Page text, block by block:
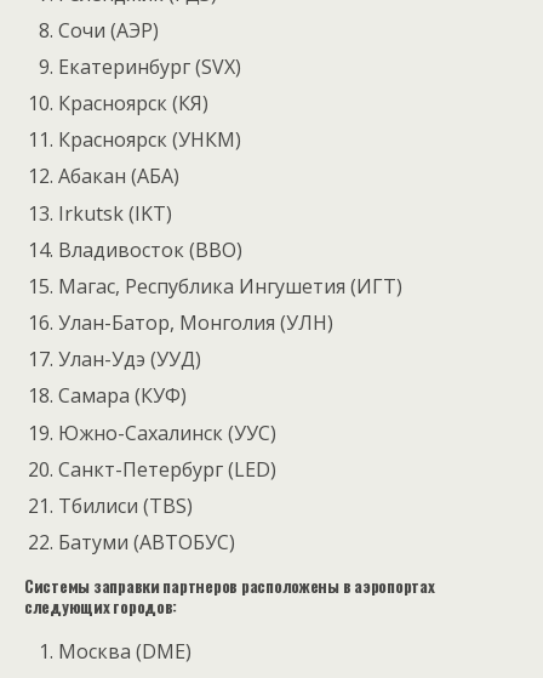
Сочи (АЭР)
Екатеринбург (SVX)
Красноярск (КЯ)
Красноярск (УНКМ)
Абакан (АБА)
Irkutsk (IKT)
Владивосток (ВВО)
Магас, Республика Ингушетия (ИГТ)
Улан-Батор, Монголия (УЛН)
Улан-Удэ (УУД)
Самара (КУФ)
Южно-Сахалинск (УУС)
Санкт-Петербург (LED)
Тбилиси (TBS)
Батуми (АВТОБУС)
Системы заправки партнеров расположены в аэропортах
следующих городов:
Москва (DME)